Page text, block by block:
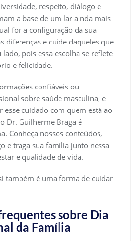
respeito, diálogo e
a base de um lar ainda mais
for a configuração da sua
diferenças e cuide daqueles que
lado, pois essa escolha se reflete
e felicidade.
confiáveis ou
sobre saúde masculina, e
esse cuidado com quem está ao
Dr. Guilherme Braga é
Conheça nossos conteúdos,
e traga sua família junto nessa
e qualidade de vida.
também é uma forma de cuidar
sobre Dia
da Família